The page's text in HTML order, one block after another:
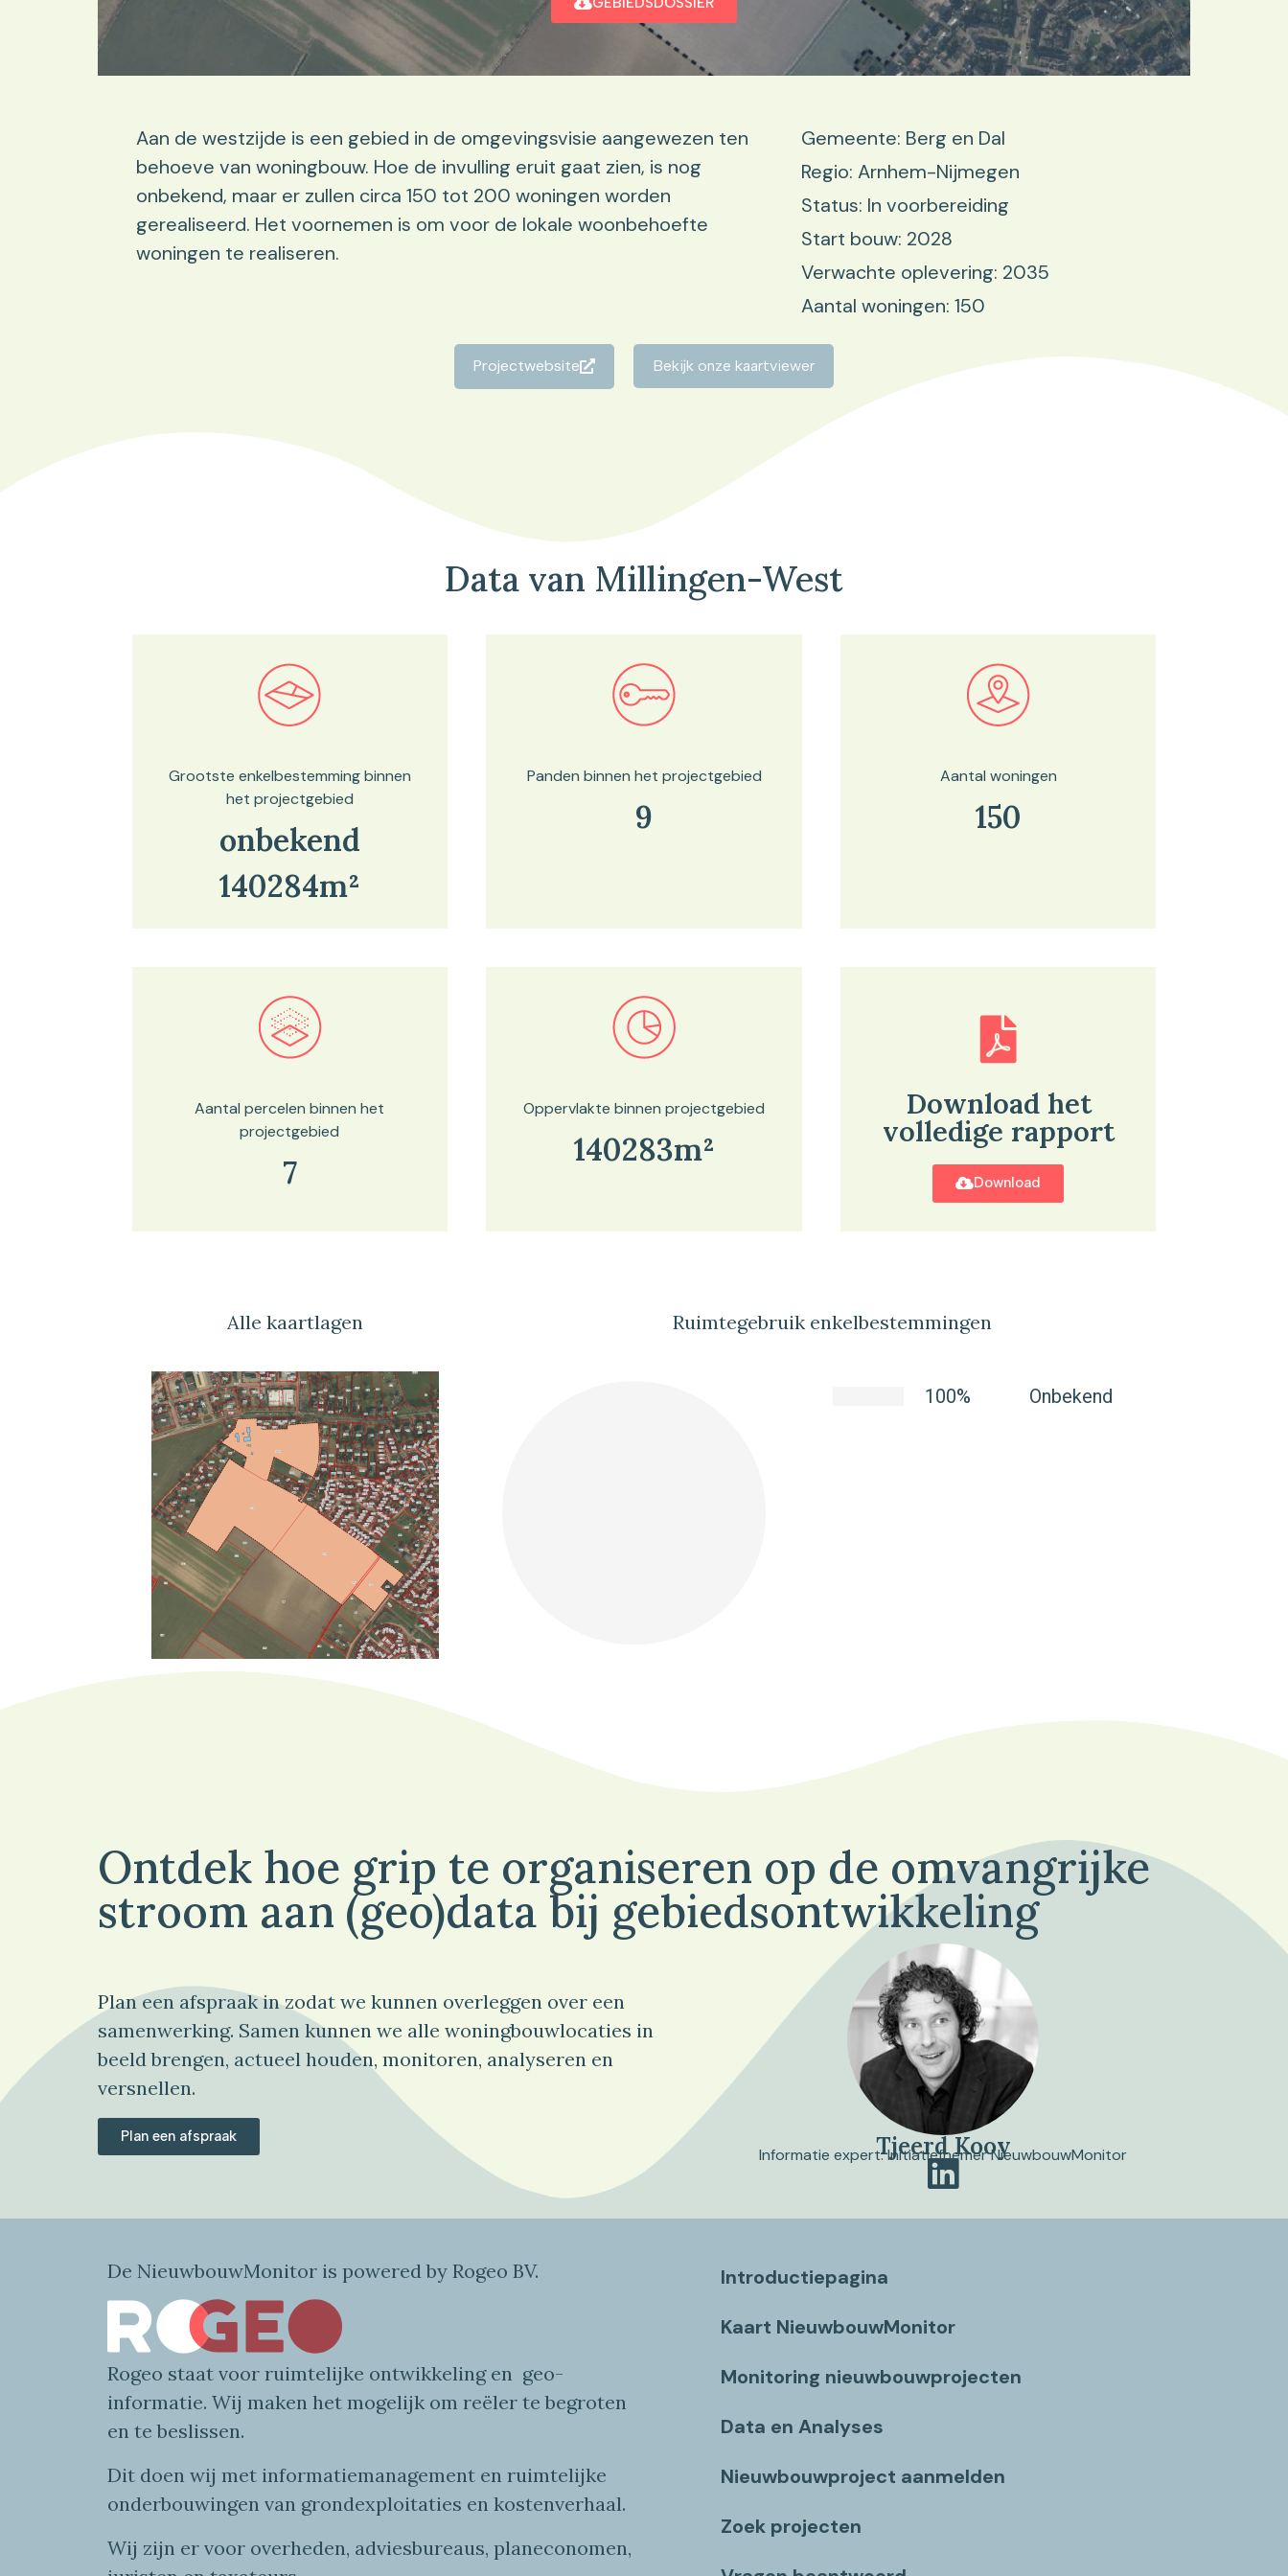
Aan de westzijde is een gebied in de omgevingsvisie aangewezen ten
behoeve van woningbouw. Hoe de invulling eruit gaat zien, is nog
onbekend, maar er zullen circa 150 tot 200 woningen worden
gerealiseerd. Het voornemen is om voor de lokale woonbehoefte
woningen te realiseren.
Gemeente: Berg en Dal
Regio: Arnhem-Nijmegen
Status: In voorbereiding
Start bouw: 2028
Verwachte oplevering: 2035
Aantal woningen: 150
Projectwebsite Bekijk onze kaartviewer
Data van Millingen-West
Bekijk in onze kaartviewer
Grootste enkelbestemming binnen
het projectgebied
onbekend
140284m²
Bekijk in onze kaartviewer
Panden binnen het projectgebied
9
Bekijk in onze kaartviewer
Aantal woningen
150
Bekijk in onze kaartviewer
Aantal percelen binnen het
projectgebied
7
Bekijk in onze kaartviewer
Oppervlakte binnen projectgebied
140283m²
Download het
volledige rapport
Download
Alle kaartlagen Ruimtegebruik enkelbestemmingen
100% Onbekend
Ontdek hoe grip te organiseren op de omvangrijke
stroom aan (geo)data bij gebiedsontwikkeling
Plan een afspraak in zodat we kunnen overleggen over een
samenwerking. Samen kunnen we alle woningbouwlocaties in
beeld brengen, actueel houden, monitoren, analyseren en
versnellen.
Plan een afspraak Tjeerd Kooy
Informatie expert. Initiatiefnemer NieuwbouwMonitor
De NieuwbouwMonitor is powered by Rogeo BV.
Rogeo staat voor ruimtelijke ontwikkeling en geo-
informatie. Wij maken het mogelijk om reëler te begroten
en te beslissen.
Dit doen wij met informatiemanagement en ruimtelijke
onderbouwingen van grondexploitaties en kostenverhaal.
Wij zijn er voor overheden, adviesbureaus, planeconomen,
Introductiepagina
Kaart NieuwbouwMonitor
Monitoring nieuwbouwprojecten
Data en Analyses
Nieuwbouwproject aanmelden
Zoek projecten